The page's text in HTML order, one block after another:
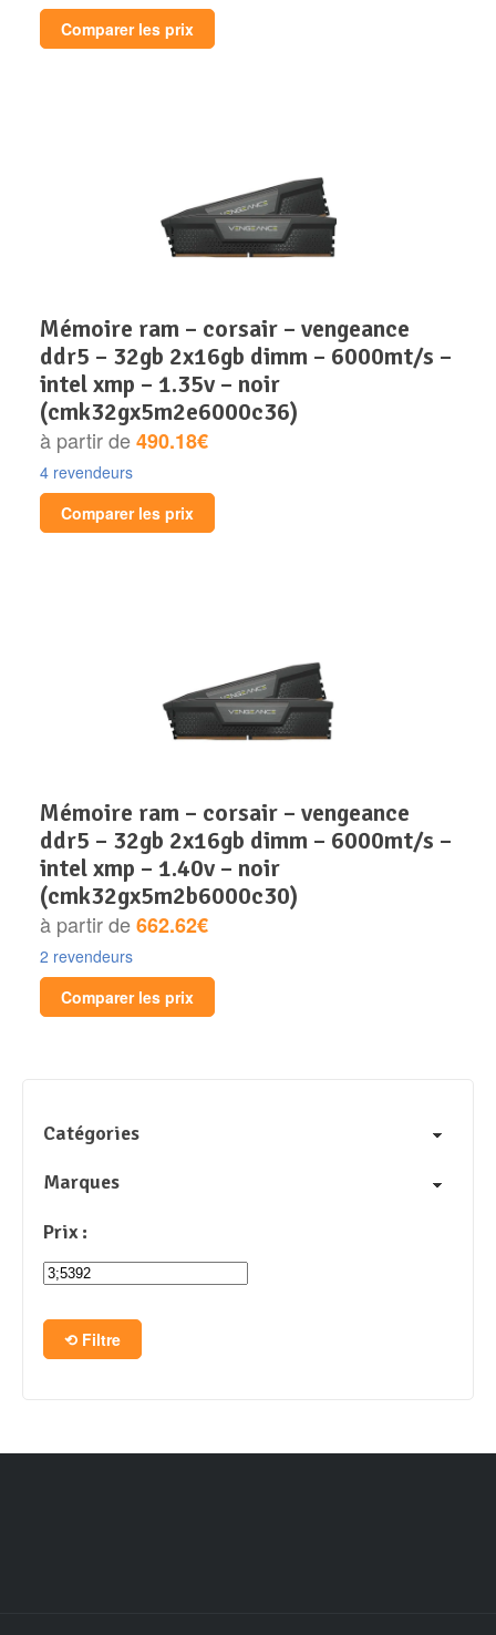
Comparer les prix
mémoire ram – corsair – vengeance
ddr5 – 32gb 2x16gb dimm – 6000mt/s –
intel xmp – 1.35v – noir
(cmk32gx5m2e6000c36)
à partir de490.18€
4 revendeurs
Comparer les prix
mémoire ram – corsair – vengeance
ddr5 – 32gb 2x16gb dimm – 6000mt/s –
intel xmp – 1.40v – noir
(cmk32gx5m2b6000c30)
à partir de662.62€
2 revendeurs
Comparer les prix
Catégories
Marques
Prix :
Filtre